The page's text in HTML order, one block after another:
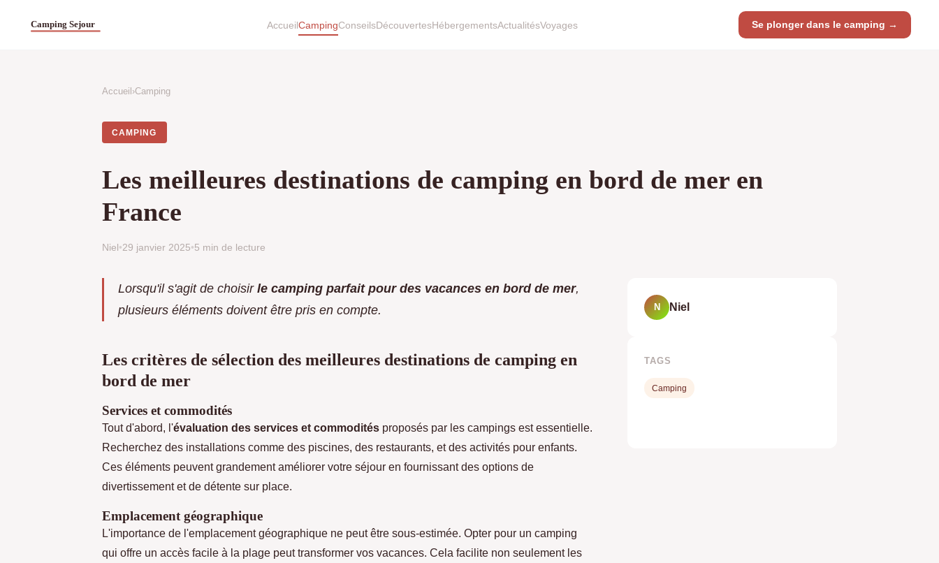
AccueilCampingConseilsDécouvertesHébergementsActualitésVoyages Se plonger dans le camping →
Accueil ›Camping
CAMPING
Les meilleures destinations de camping en bord de mer en
France
Niel•29 janvier 2025•5 min de lecture
Lorsqu'il s'agit de choisir le camping parfait pour des vacances en bord de mer,
plusieurs éléments doivent être pris en compte.
Les critères de sélection des meilleures destinations de camping en
bord de mer
Services et commodités
Tout d'abord, l'évaluation des services et commodités proposés par les campings est essentielle.
Recherchez des installations comme des piscines, des restaurants, et des activités pour enfants.
Ces éléments peuvent grandement améliorer votre séjour en fournissant des options de
divertissement et de détente sur place.
Emplacement géographique
L'importance de l'emplacement géographique ne peut être sous-estimée. Opter pour un camping
qui offre un accès facile à la plage peut transformer vos vacances. Cela facilite non seulement les
N Niel
TAGS
Camping